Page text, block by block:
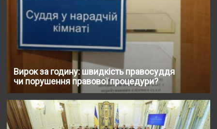
Вирок за годину: швидкість правосуддя
чи порушення правової процедури?